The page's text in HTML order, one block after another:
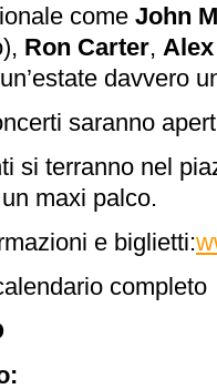
come John
Ron Carter,
davvero
saranno
si terranno nel
maxi palco.
e biglietti:
completo